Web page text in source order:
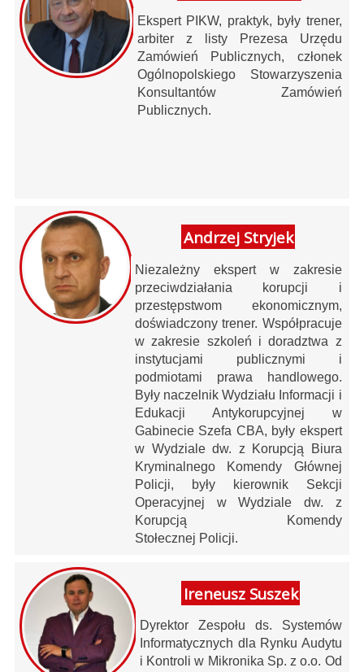
Ekspert PIKW, praktyk, były trener,
arbiter z listy Prezesa Urzędu
Zamówień Publicznych, członek
Ogólnopolskiego Stowarzyszenia
Konsultantów Zamówień
Publicznych.
Andrzej Stryjek
Niezależny ekspert w zakresie
przeciwdziałania korupcji i
przestępstwom ekonomicznym,
doświadczony trener. Współpracuje
w zakresie szkoleń i doradztwa z
instytucjami publicznymi i
podmiotami prawa handlowego.
Były naczelnik Wydziału Informacji i
Edukacji Antykorupcyjnej w
Gabinecie Szefa CBA, były ekspert
w Wydziale dw. z Korupcją Biura
Kryminalnego Komendy Głównej
Policji, były kierownik Sekcji
Operacyjnej w Wydziale dw. z
Korupcją Komendy
Stołecznej Policji.
Ireneusz Suszek
Dyrektor Zespołu ds. Systemów
Informatycznych dla Rynku Audytu
i Kontroli w Mikronika Sp. z o.o. Od